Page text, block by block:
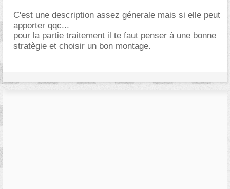
C'est une description assez génerale mais si elle peut
apporter qqc...
pour la partie traitement il te faut penser à une bonne
stratègie et choisir un bon montage.